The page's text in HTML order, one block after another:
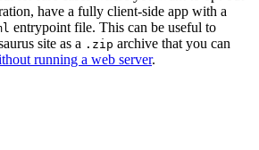
have a fully client-side app with a
entrypoint file. This can be useful to
site as a .zip archive that you can
running a web server.